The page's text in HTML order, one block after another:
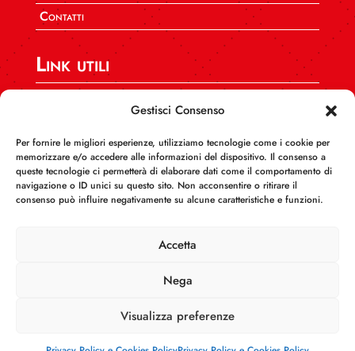
Gestisci Consenso
Per fornire le migliori esperienze, utilizziamo tecnologie come i cookie per
memorizzare e/o accedere alle informazioni del dispositivo. Il consenso a
queste tecnologie ci permetterà di elaborare dati come il comportamento di
navigazione o ID unici su questo sito. Non acconsentire o ritirare il
consenso può influire negativamente su alcune caratteristiche e funzioni.
Accetta
Nega
Visualizza preferenze
Contatti
Link utili
SPI CGIL Nazionale
CGIL Calabria
INCA Calabria
AUSER Calabria
Informativa sul trattamento dei dati